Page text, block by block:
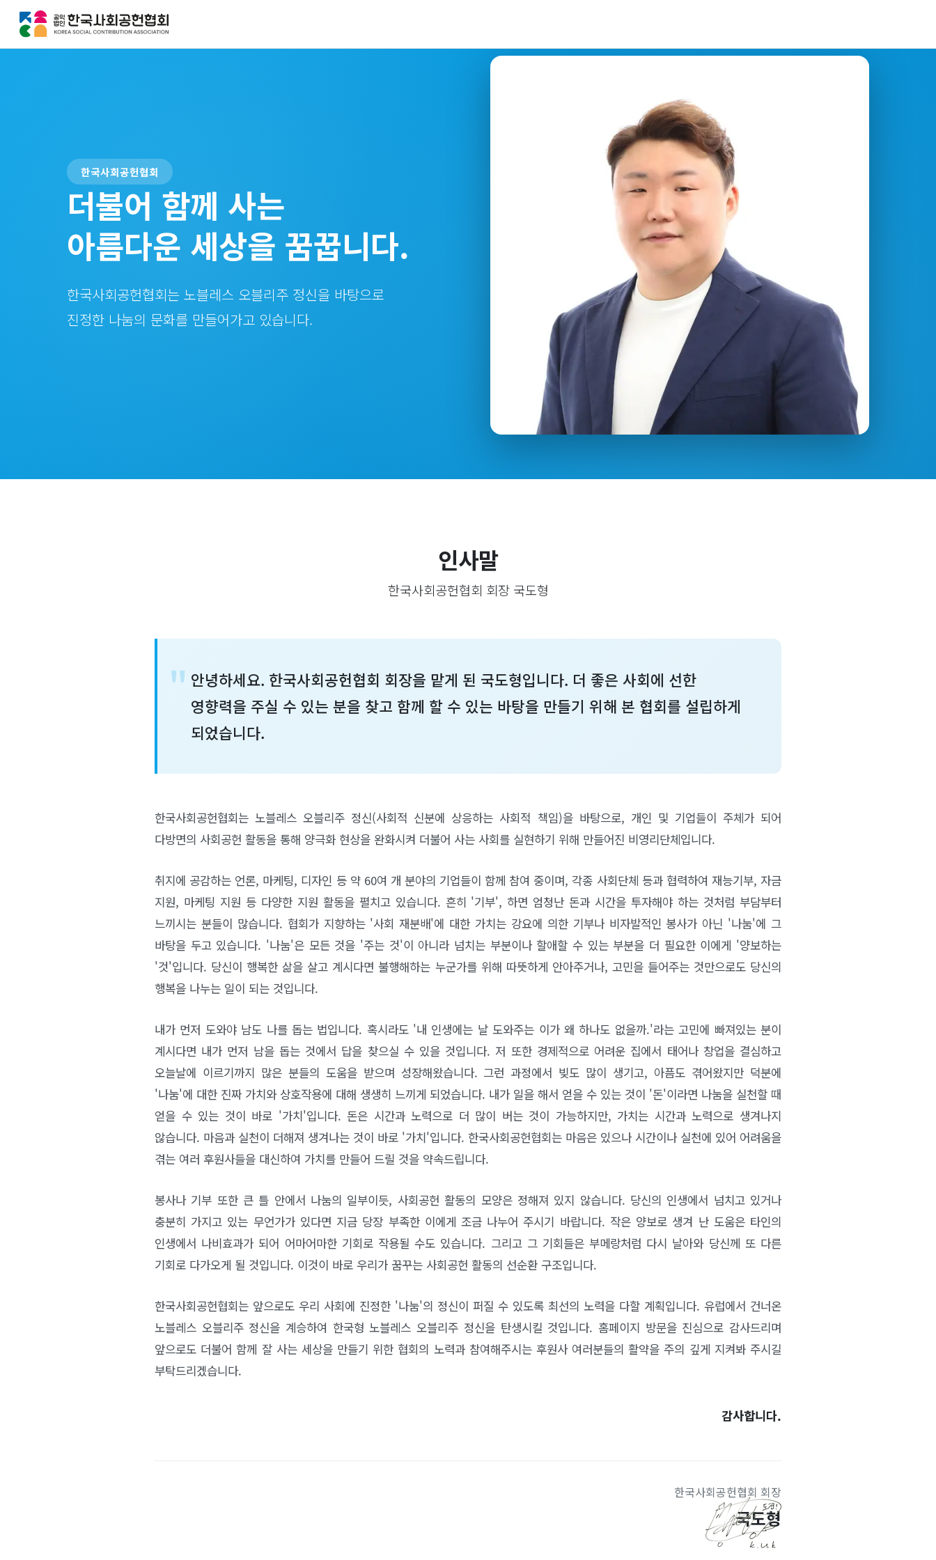
한국사회공헌협회
더불어 함께 사는
아름다운 세상을 꿈꿉니다.
한국사회공헌협회는 노블레스 오블리주 정신을 바탕으로
진정한 나눔의 문화를 만들어가고 있습니다.
인사말
한국사회공헌협회 회장 국도형
안녕하세요. 한국사회공헌협회 회장을 맡게 된 국도형입니다. 더 좋은 사회에 선한
영향력을 주실 수 있는 분을 찾고 함께 할 수 있는 바탕을 만들기 위해 본 협회를 설립하게
되었습니다.
한국사회공헌협회는 노블레스 오블리주 정신(사회적 신분에 상응하는 사회적 책임)을 바탕으로, 개인 및 기업들이 주체가 되어
다방면의 사회공헌 활동을 통해 양극화 현상을 완화시켜 더불어 사는 사회를 실현하기 위해 만들어진 비영리단체입니다.
취지에 공감하는 언론, 마케팅, 디자인 등 약 60여 개 분야의 기업들이 함께 참여 중이며, 각종 사회단체 등과 협력하여 재능기부, 자금
지원, 마케팅 지원 등 다양한 지원 활동을 펼치고 있습니다. 흔히 '기부', 하면 엄청난 돈과 시간을 투자해야 하는 것처럼 부담부터
느끼시는 분들이 많습니다. 협회가 지향하는 '사회 재분배'에 대한 가치는 강요에 의한 기부나 비자발적인 봉사가 아닌 '나눔'에 그
바탕을 두고 있습니다. '나눔'은 모든 것을 '주는 것'이 아니라 넘치는 부분이나 할애할 수 있는 부분을 더 필요한 이에게 '양보하는
'것'입니다. 당신이 행복한 삶을 살고 계시다면 불행해하는 누군가를 위해 따뜻하게 안아주거나, 고민을 들어주는 것만으로도 당신의
행복을 나누는 일이 되는 것입니다.
내가 먼저 도와야 남도 나를 돕는 법입니다. 혹시라도 '내 인생에는 날 도와주는 이가 왜 하나도 없을까.'라는 고민에 빠져있는 분이
계시다면 내가 먼저 남을 돕는 것에서 답을 찾으실 수 있을 것입니다. 저 또한 경제적으로 어려운 집에서 태어나 창업을 결심하고
오늘날에 이르기까지 많은 분들의 도움을 받으며 성장해왔습니다. 그런 과정에서 빚도 많이 생기고, 아픔도 겪어왔지만 덕분에
'나눔'에 대한 진짜 가치와 상호작용에 대해 생생히 느끼게 되었습니다. 내가 일을 해서 얻을 수 있는 것이 '돈'이라면 나눔을 실천할 때
얻을 수 있는 것이 바로 '가치'입니다. 돈은 시간과 노력으로 더 많이 버는 것이 가능하지만, 가치는 시간과 노력으로 생겨나지
않습니다. 마음과 실천이 더해져 생겨나는 것이 바로 '가치'입니다. 한국사회공헌협회는 마음은 있으나 시간이나 실천에 있어 어려움을
겪는 여러 후원사들을 대신하여 가치를 만들어 드릴 것을 약속드립니다.
봉사나 기부 또한 큰 틀 안에서 나눔의 일부이듯, 사회공헌 활동의 모양은 정해져 있지 않습니다. 당신의 인생에서 넘치고 있거나
충분히 가지고 있는 무언가가 있다면 지금 당장 부족한 이에게 조금 나누어 주시기 바랍니다. 작은 양보로 생겨 난 도움은 타인의
인생에서 나비효과가 되어 어마어마한 기회로 작용될 수도 있습니다. 그리고 그 기회들은 부메랑처럼 다시 날아와 당신께 또 다른
기회로 다가오게 될 것입니다. 이것이 바로 우리가 꿈꾸는 사회공헌 활동의 선순환 구조입니다.
한국사회공헌협회는 앞으로도 우리 사회에 진정한 '나눔'의 정신이 퍼질 수 있도록 최선의 노력을 다할 계획입니다. 유럽에서 건너온
노블레스 오블리주 정신을 계승하여 한국형 노블레스 오블리주 정신을 탄생시킬 것입니다. 홈페이지 방문을 진심으로 감사드리며
앞으로도 더불어 함께 잘 사는 세상을 만들기 위한 협회의 노력과 참여해주시는 후원사 여러분들의 활약을 주의 깊게 지켜봐 주시길
부탁드리겠습니다.
감사합니다.
한국사회공헌협회 회장
국도형